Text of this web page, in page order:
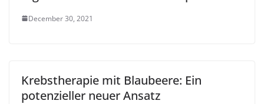
December 30, 2021
Krebstherapie mit Blaubeere: Ein
potenzieller neuer Ansatz